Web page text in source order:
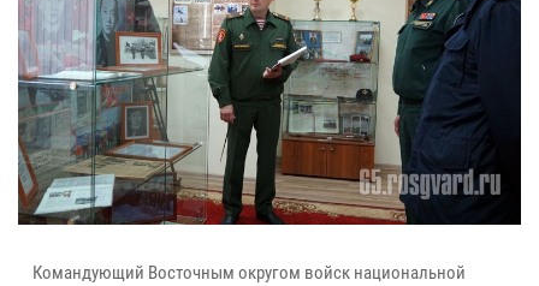
Командующий Восточным округом войск национальной